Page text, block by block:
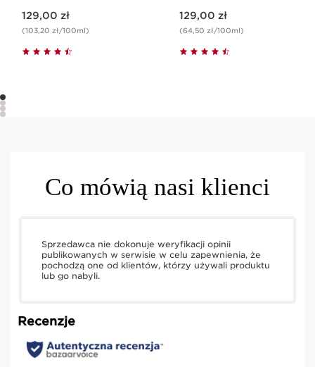
129,00 zł
(103,20 zł/100ml)
129,00 zł
(64,50 zł/100ml)
Co mówią nasi klienci
Sprzedawca nie dokonuje weryfikacji opinii
publikowanych w serwisie w celu zapewnienia, że
pochodzą one od klientów, którzy używali produktu
lub go nabyli.